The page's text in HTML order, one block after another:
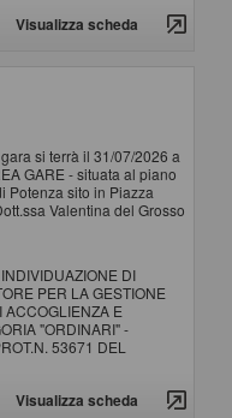
Visualizza scheda
si terrà il 31/07/2026 a
GARE - situata al piano
Potenza sito in Piazza
Valentina del Grosso
DI
PER LA GESTIONE
ACCOGLIENZA E
"ORDINARI" -
53671 DEL
Visualizza scheda